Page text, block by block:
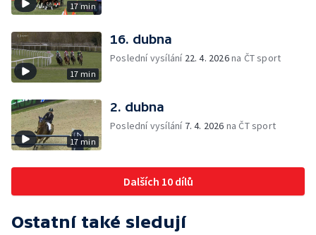
17 min
17 min
16. dubna
Poslední vysílání 22. 4. 2026na ČT sport
17 min
2. dubna
Poslední vysílání 7. 4. 2026 na ČT sport
Dalších 10 dílů
Ostatní také sledují